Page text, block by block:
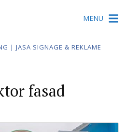
MENU
fasad